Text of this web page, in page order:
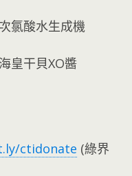
氯酸水生成機
皇干貝XO醬
ctidonate (綠界